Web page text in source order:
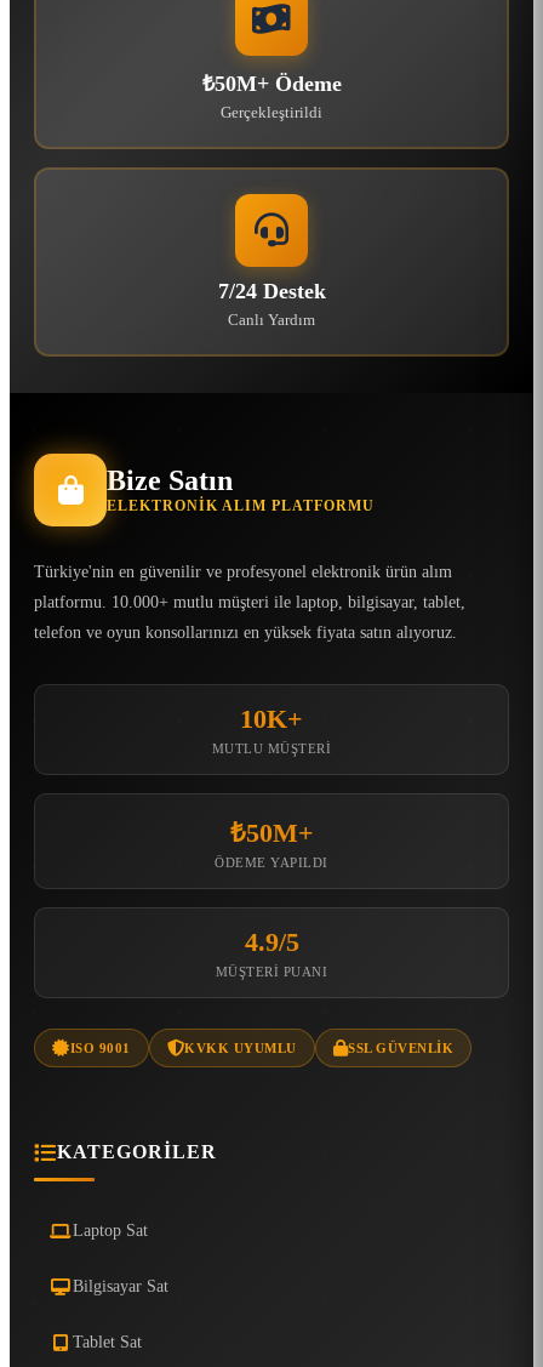
₺50M+ Ödeme
Gerçekleştirildi
7/24 Destek
Canlı Yardım
Bize Satın
ELEKTRONIK ALIM PLATFORMU
Türkiye'nin en güvenilir ve profesyonel elektronik ürün alım
platformu. 10.000+ mutlu müşteri ile laptop, bilgisayar, tablet,
telefon ve oyun konsollarınızı en yüksek fiyata satın alıyoruz.
10K+
MUTLU MÜŞTERI
₺50M+
ÖDEME YAPILDI
4.9/5
MÜŞTERI PUANI
ISO 9001 KVKK UYUMLU SSL GÜVENLIK
KATEGORILER
Laptop Sat
Bilgisayar Sat
Tablet Sat